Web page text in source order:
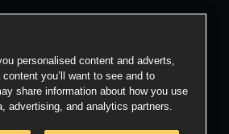
personalised content and adverts,
you’ll want to see and to
share information about how you use
advertising, and analytics partners.